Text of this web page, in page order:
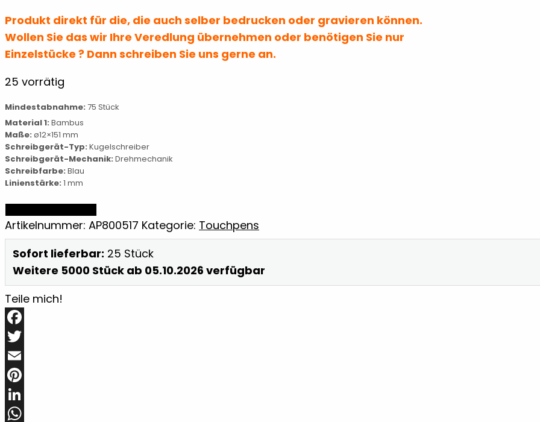
Produkt direkt für die, die auch selber bedrucken oder gravieren können.
Wollen Sie das wir Ihre Veredlung übernehmen oder benötigen Sie nur
Einzelstücke ? Dann schreiben Sie uns gerne an.
25 vorrätig
Mindestabnahme: 75 Stück
Material 1: Bambus
Maße: ø12×151 mm
Schreibgerät-Typ: Kugelschreiber
Schreibgerät-Mechanik: Drehmechanik
Schreibfarbe: Blau
Linienstärke: 1 mm
Multifunktions-
Kugelschreiber
Menge
Artikelnummer: AP800517 Kategorie: Touchpens
Sofort lieferbar: 25 Stück
Weitere 5000 Stück ab 05.10.2026 verfügbar
Teile mich!
Facebook
Twitter
Email
Pinterest
LinkedIn